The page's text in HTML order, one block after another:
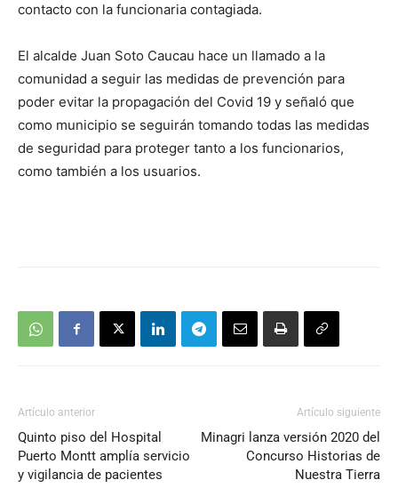
contacto con la funcionaria contagiada.
El alcalde Juan Soto Caucau hace un llamado a la
comunidad a seguir las medidas de prevención para
poder evitar la propagación del Covid 19 y señaló que
como municipio se seguirán tomando todas las medidas
de seguridad para proteger tanto a los funcionarios,
como también a los usuarios.
Artículo anterior
Quinto piso del Hospital
Puerto Montt amplía servicio
y vigilancia de pacientes
Artículo siguiente
Minagri lanza versión 2020 del
Concurso Historias de
Nuestra Tierra